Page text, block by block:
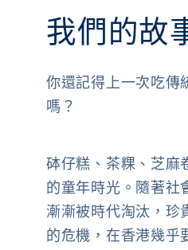
我們的故
你還記得上一次吃傳
嗎？
砵仔糕、茶粿、芝麻
的童年時光。隨著社
漸漸被時代淘汰，珍
的危機，在香港幾乎